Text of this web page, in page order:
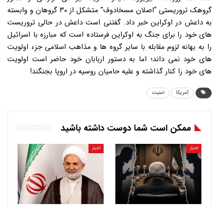
گروهک تروریستی “اصلان مسخادوف” متشکل از ۳۰ گروهان و وابسته
به داعش در اوکراین خبر داد. گفتنی است داعش در حالی تروریست
های خود را برای جنگ به اوکراین فرستاده است که مبارزه با اسرائیل
را به بهانه لزوم مقابله با سایر گروه ها و مذاهب اسلامی جزء اولویت
های خود نمی داند؛ اما به دستور اربابان خود حاضر است اولویت
های خود را کنار گذاشته و علیه حامیان روسیه در اروپا بجنگند!
آمریکا امنیت
ممکن است شما دوست داشته باشید
اخبار اخبار